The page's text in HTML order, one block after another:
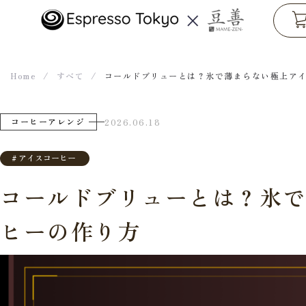
テ
ツ
へ
ス
キ
プ
Home / すべて / コールドブリューとは？氷で薄まらない極上ア
コーヒーアレンジ 2026.06.18
# アイスコーヒー
コールドブリューとは？氷
ヒーの作り方